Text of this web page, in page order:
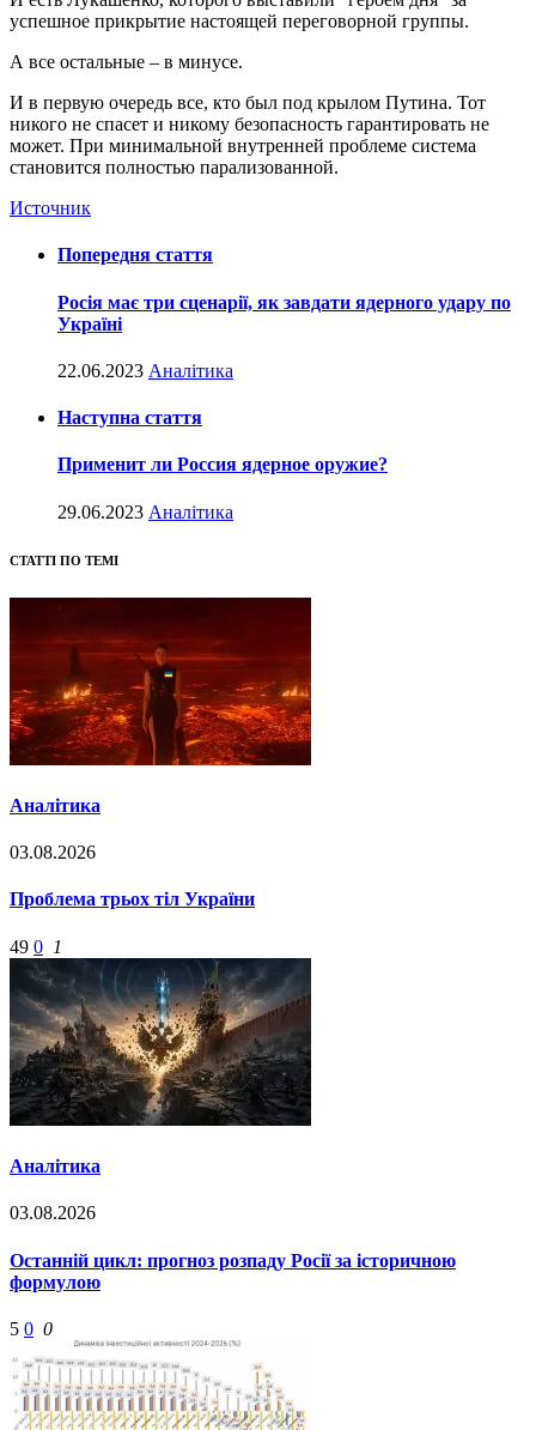
успешное прикрытие настоящей переговорной группы.
А все остальные – в минусе.
И в первую очередь все, кто был под крылом Путина. Тот
никого не спасет и никому безопасность гарантировать не
может. При минимальной внутренней проблеме система
становится полностью парализованной.
Источник
Попередня стаття
Росія має три сценарії, як завдати ядерного удару по
Україні
22.06.2023 Аналітика
Наступна стаття
Применит ли Россия ядерное оружие?
29.06.2023 Аналітика
СТАТТІ ПО ТЕМІ
Аналітика
03.08.2026
Проблема трьох тіл України
49 0 1
Аналітика
03.08.2026
Останній цикл: прогноз розпаду Росії за історичною
формулою
5 0 0